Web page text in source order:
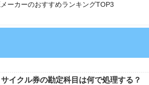
ーカーのおすすめランキングTOP3
イクル券の勘定科目は何で処理する？